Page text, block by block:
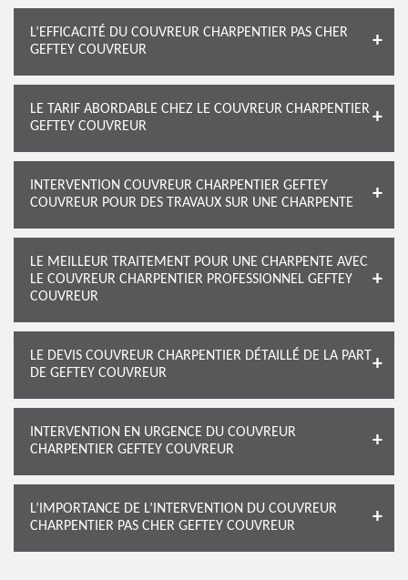
L’EFFICACITÉ DU COUVREUR CHARPENTIER PAS CHER
GEFTEY COUVREUR
LE TARIF ABORDABLE CHEZ LE COUVREUR CHARPENTIER
GEFTEY COUVREUR
INTERVENTION COUVREUR CHARPENTIER GEFTEY
COUVREUR POUR DES TRAVAUX SUR UNE CHARPENTE
LE MEILLEUR TRAITEMENT POUR UNE CHARPENTE AVEC
LE COUVREUR CHARPENTIER PROFESSIONNEL GEFTEY
COUVREUR
LE DEVIS COUVREUR CHARPENTIER DÉTAILLÉ DE LA PART
DE GEFTEY COUVREUR
INTERVENTION EN URGENCE DU COUVREUR
CHARPENTIER GEFTEY COUVREUR
L’IMPORTANCE DE L’INTERVENTION DU COUVREUR
CHARPENTIER PAS CHER GEFTEY COUVREUR